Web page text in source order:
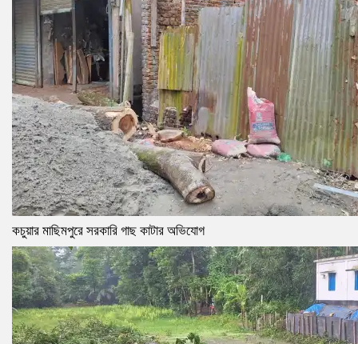
কচুয়ার মাছিমপুরে সরকারি গাছ কাটার অভিযোগ